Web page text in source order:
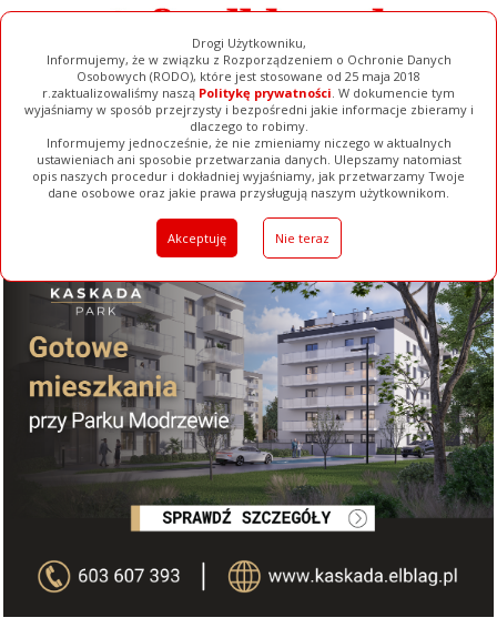
Drogi Użytkowniku,
Informujemy, że w związku z Rozporządzeniem o Ochronie Danych
Osobowych (RODO), które jest stosowane od 25 maja 2018
r.zaktualizowaliśmy naszą Politykę prywatności. W dokumencie tym
wyjaśniamy w sposób przejrzysty i bezpośredni jakie informacje zbieramy i
dlaczego to robimy.
Informujemy jednocześnie, że nie zmieniamy niczego w aktualnych
ustawieniach ani sposobie przetwarzania danych. Ulepszamy natomiast
opis naszych procedur i dokładniej wyjaśniamy, jak przetwarzamy Twoje
dane osobowe oraz jakie prawa przysługują naszym użytkownikom.
Akceptuję Nie teraz
Ogłoszenia Filmy Galerie Baza Firm Pełna Wersja